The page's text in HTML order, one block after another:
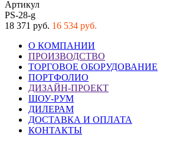
Артикул
PS-28-g
18 371 руб. 16 534 руб.
О КОМПАНИИ
ПРОИЗВОДСТВО
ТОРГОВОЕ ОБОРУДОВАНИЕ
ПОРТФОЛИО
ДИЗАЙН-ПРОЕКТ
ШОУ-РУМ
ДИЛЕРАМ
ДОСТАВКА И ОПЛАТА
КОНТАКТЫ